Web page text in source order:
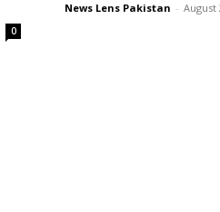
0
News Lens Pakistan - August